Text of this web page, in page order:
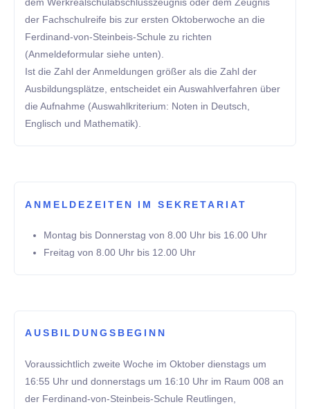
der Fachschulreife bis zur ersten Oktoberwoche an die
Ferdinand-von-Steinbeis-Schule zu richten
(Anmeldeformular siehe unten).
Ist die Zahl der Anmeldungen größer als die Zahl der
Ausbildungsplätze, entscheidet ein Auswahlverfahren über
die Aufnahme (Auswahlkriterium: Noten in Deutsch,
Englisch und Mathematik).
ANMELDEZEITEN IM SEKRETARIAT
Montag bis Donnerstag von 8.00 Uhr bis 16.00 Uhr
Freitag von 8.00 Uhr bis 12.00 Uhr
AUSBILDUNGSBEGINN
Voraussichtlich zweite Woche im Oktober dienstags um
16:55 Uhr und donnerstags um 16:10 Uhr im Raum 008 an
der Ferdinand-von-Steinbeis-Schule Reutlingen,